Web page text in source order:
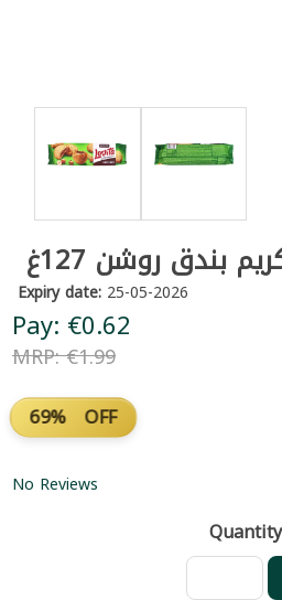
بندق روشن 127غ
Expiry date: 25-05-2026
Pay: €0.62
MRP: €1.99
69% OFF
No Reviews